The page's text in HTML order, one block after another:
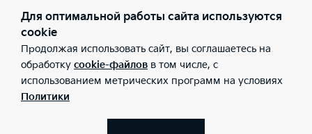
© 2026 Юридические лица ООО «Темп Авто К» (Фактический
адрес: г. Краснодар, Ростовское шоссе, д. 12/6; Телефон: +7 (861)
212-88-12; ИНН: 2311052326; ОГРН: 1022301818274), ООО «Киа
Россия и СНГ» (Фактический адрес: г.Москва, Валовая 26;
Телефон: 8 800 301 08 80; ИНН: 7728674093; ОГРН:
5087746291760) ведут деятельность на территории РФ в
Для оптимальной работы сайта используются
cookie
Продолжая использовать сайт, вы соглашаетесь на
обработку cookie-файлов в том числе, с
использованием метрических программ на условиях
Политики